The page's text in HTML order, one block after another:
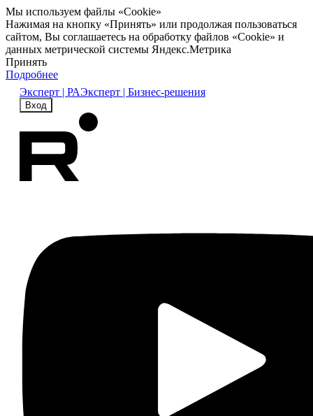
Мы используем файлы «Cookie»
Нажимая на кнопку «Принять» или продолжая пользоваться
сайтом, Вы соглашаетесь на обработку файлов «Cookie» и
данных метрической системы Яндекс.Метрика
Принять
Подробнее
Эксперт | РАЭксперт | Бизнес-решения
Вход